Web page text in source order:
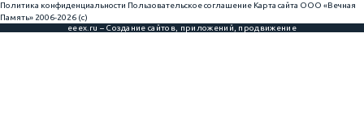
Политика конфиденциальности Пользовательское соглашение Карта сайта ООО «Вечная
Память» 2006-2026 (с)
eeex.ru – Создание сайтов, приложений, продвижение